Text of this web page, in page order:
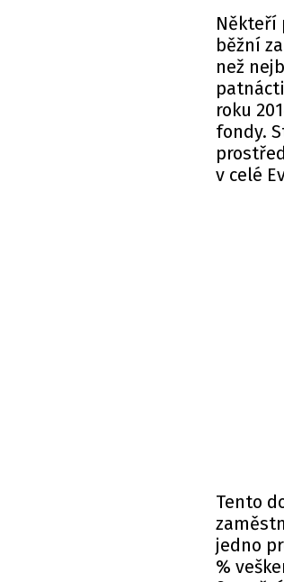
Někteří
běžní
než
roku
fondy.
v celé
Tento
jedno
%